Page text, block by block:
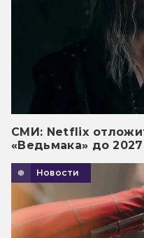
СМИ: Netflix
«Ведьмака» до
Новости